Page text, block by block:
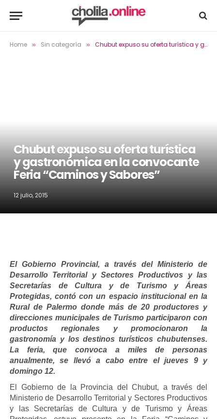
Home » Sin categoría » Chubut expuso su oferta turística y gastronómica en la convocante Feria “Caminos y Sabores”
Chubut expuso su oferta turística
y gastronómica en la convocante
Feria “Caminos y Sabores”
12 julio, 2015
El Gobierno Provincial, a través del Ministerio de
Desarrollo Territorial y Sectores Productivos y las
Secretarías de Cultura y de Turismo y Áreas
Protegidas, contó con un espacio institucional en la
Rural de Palermo donde más de 20 productores y
direcciones municipales de Turismo participaron con
productos regionales y promocionaron la
gastronomía y los destinos turísticos chubutenses.
La feria, que convoca a miles de personas
anualmente, se llevó a cabo entre el jueves 9 y
domingo 12.
El Gobierno de la Provincia del Chubut, a través del
Ministerio de Desarrollo Territorial y Sectores Productivos
y las Secretarías de Cultura y de Turismo y Áreas